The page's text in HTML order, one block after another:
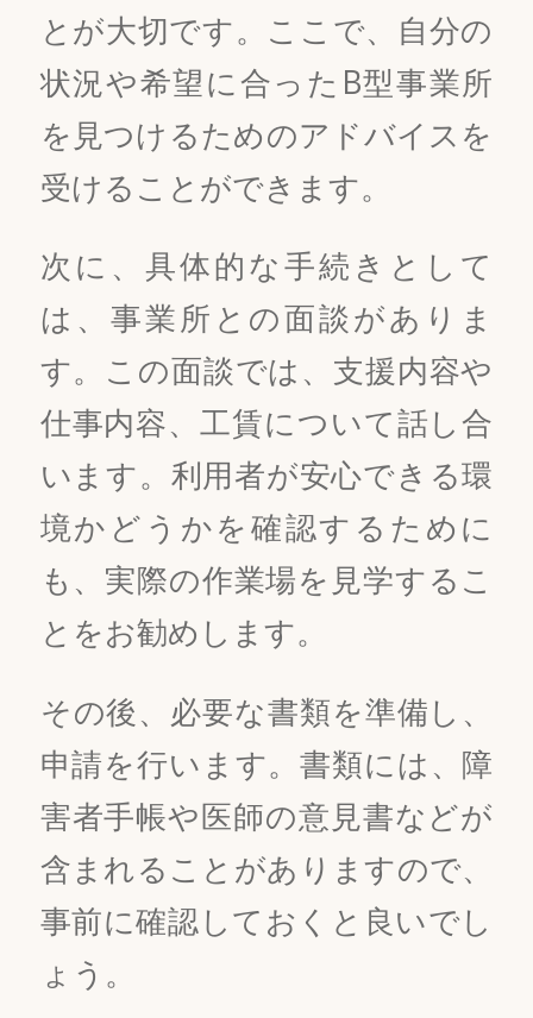
とが大切です。ここで、自分の
状況や希望に合ったB型事業所
を見つけるためのアドバイスを
受けることができます。
次に、具体的な手続きとして
は、事業所との面談がありま
す。この面談では、支援内容や
仕事内容、工賃について話し合
います。利用者が安心できる環
境かどうかを確認するために
も、実際の作業場を見学するこ
とをお勧めします。
その後、必要な書類を準備し、
申請を行います。書類には、障
害者手帳や医師の意見書などが
含まれることがありますので、
事前に確認しておくと良いでし
ょう。